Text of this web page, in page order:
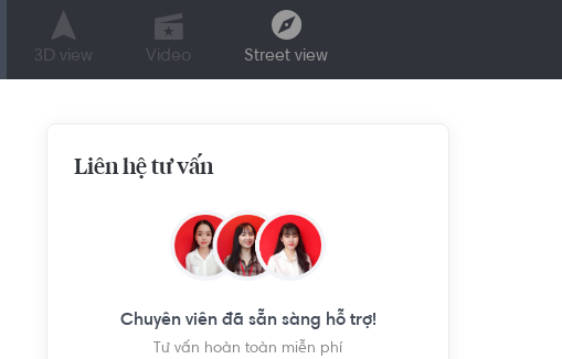
3D view Video Street view
Liên hệ tư vấn
Chuyên viên đã sẵn sàng hỗ trợ!
Tư vấn hoàn toàn miễn phí